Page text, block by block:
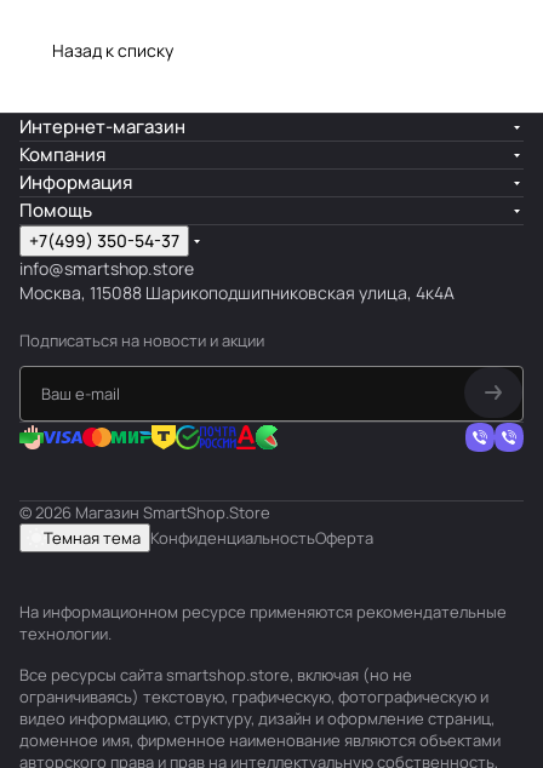
Назад к списку
Интернет-магазин
Компания
Информация
Помощь
+7(499) 350-54-37
info@smartshop.store
Москва, 115088 Шарикоподшипниковская улица, 4к4А
Подписаться на новости и акции
© 2026 Магазин SmartShop.Store
Темная тема КонфиденциальностьОферта
На информационном ресурсе применяются рекомендательные
технологии.
Все ресурсы сайта smartshop.store, включая (но не
ограничиваясь) текстовую, графическую, фотографическую и
видео информацию, структуру, дизайн и оформление страниц,
доменное имя, фирменное наименование являются объектами
авторского права и прав на интеллектуальную собственность,